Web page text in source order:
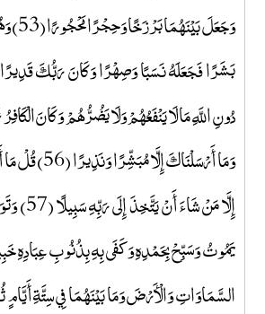
وَجَعَلَ
وَمَا أَرْسَلْنَاكَ
إِلَّا مَنْ
السَّمَاوَاتِ وَالْأَرْضَ وَمَا بَيْنَهُمَا فِي سِتَّةِ